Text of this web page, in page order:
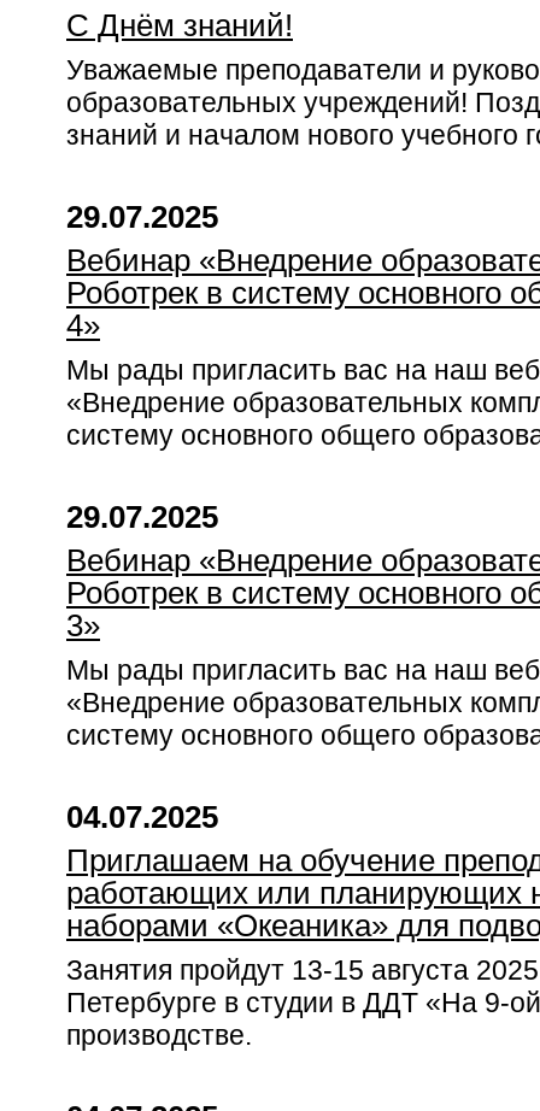
С Днём знаний!
Уважаемые преподаватели и
образовательных учреждений!
знаний и началом нового учебного
29.07.2025
Вебинар «Внедрение
Роботрек в систему основного
4»
Мы рады пригласить вас на наш
«Внедрение образовательных
систему основного общего
29.07.2025
Вебинар «Внедрение
Роботрек в систему основного
3»
Мы рады пригласить вас на наш
«Внедрение образовательных
систему основного общего
04.07.2025
Приглашаем на обучение
работающих или планирующих
наборами «Океаника» для
Занятия пройдут 13-15 августа
Петербурге в студии в ДДТ «На 9-
производстве.